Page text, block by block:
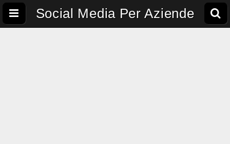
Social Media Per Aziende